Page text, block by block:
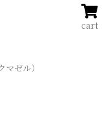
cart
ゼル）